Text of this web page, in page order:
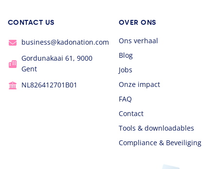
CONTACT US
business@kadonation.com
Gordunakaai 61, 9000
Gent
NL826412701B01
OVER ONS
Ons verhaal
Blog
Jobs
Onze impact
FAQ
Contact
Tools & downloadables
Compliance & Beveiliging